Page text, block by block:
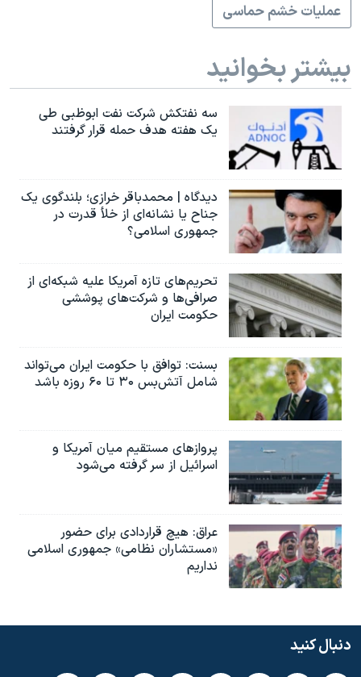
عملیات خشم حماسی
بیشتر بخوانید
سه نفتکش شرکت نفت ابوظبی طی
یک هفته هدف حمله قرار گرفتند
دیدگاه | محمدباقر خرازی؛ بلندگوی یک
جناح یا نشانه‌ای از خلأ قدرت در
جمهوری اسلامی؟
تحریم‌های تازه آمریکا علیه شبکه‌ای از
صرافی‌ها و شرکت‌های پوششی
حکومت ایران
بسنت: توافق با حکومت ایران می‌تواند
شامل آتش‌بس ۳۰ تا ۶۰ روزه باشد
پروازهای مستقیم میان آمریکا و
اسرائیل از سر گرفته می‌شود
عراق: هیچ قراردادی برای حضور
«مستشاران نظامی» جمهوری اسلامی
نداریم
دنبال کنید